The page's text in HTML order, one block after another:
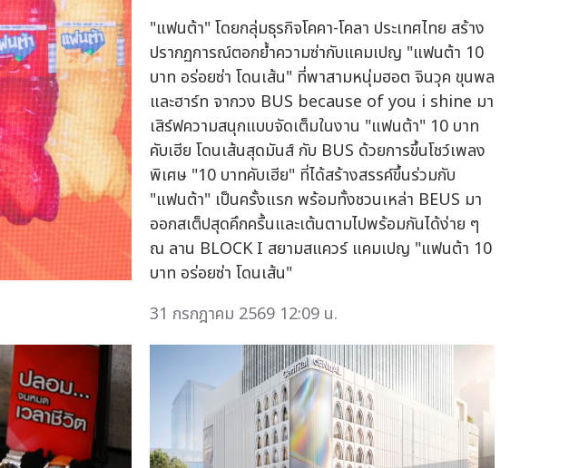
"แฟนต้า" โดยกลุ่มธุรกิจโคคา-โคลา ประเทศไทย สร้าง
ปรากฏการณ์ตอกย้ำความซ่ากับแคมเปญ "แฟนต้า 10
บาท อร่อยซ่า โดนเส้น" ที่พาสามหนุ่มฮอต จินวุค ขุนพล
และฮาร์ท จากวง BUS because of you i shine มา
เสิร์ฟความสนุกแบบจัดเต็มในงาน "แฟนต้า" 10 บาท
คับเฮีย โดนเส้นสุดมันส์ กับ BUS ด้วยการขึ้นโชว์เพลง
พิเศษ "10 บาทคับเฮีย" ที่ได้สร้างสรรค์ขึ้นร่วมกับ
"แฟนต้า" เป็นครั้งแรก พร้อมทั้งชวนเหล่า BEUS มา
ออกสเต็ปสุดคึกครื้นและเต้นตามไปพร้อมกันได้ง่าย ๆ
ณ ลาน BLOCK I สยามสแควร์ แคมเปญ "แฟนต้า 10
บาท อร่อยซ่า โดนเส้น"
31 กรกฎาคม 2569 12:09 น.